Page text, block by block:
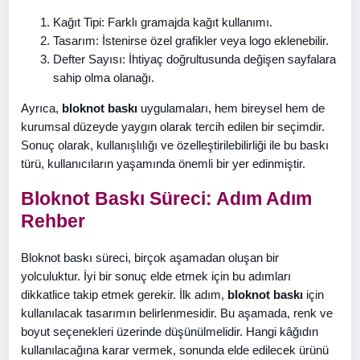
Kağıt Tipi: Farklı gramajda kağıt kullanımı.
Tasarım: İstenirse özel grafikler veya logo eklenebilir.
Defter Sayısı: İhtiyaç doğrultusunda değişen sayfalara
sahip olma olanağı.
Ayrıca, bloknot baskı uygulamaları, hem bireysel hem de
kurumsal düzeyde yaygın olarak tercih edilen bir seçimdir.
Sonuç olarak, kullanışlılığı ve özelleştirilebilirliği ile bu baskı
türü, kullanıcıların yaşamında önemli bir yer edinmiştir.
Bloknot Baskı Süreci: Adım Adım
Rehber
Bloknot baskı süreci, birçok aşamadan oluşan bir
yolculuktur. İyi bir sonuç elde etmek için bu adımları
dikkatlice takip etmek gerekir. İlk adım, bloknot baskı için
kullanılacak tasarımın belirlenmesidir. Bu aşamada, renk ve
boyut seçenekleri üzerinde düşünülmelidir. Hangi kâğıdın
kullanılacağına karar vermek, sonunda elde edilecek ürünü